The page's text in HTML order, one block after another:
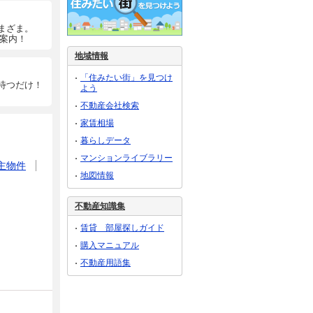
ま。
内！
つだけ！
物件
地域情報
「住みたい街」を見つけ
よう
不動産会社検索
家賃相場
暮らしデータ
マンションライブラリー
地図情報
不動産知識集
賃貸 部屋探しガイド
購入マニュアル
不動産用語集